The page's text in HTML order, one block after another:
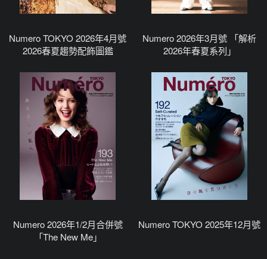
Numero TOKYO 2026年4月號
2026春夏趨勢配飾圖鑑
Numero 2026年3月號 「解析
2026年春夏系列」
Numero 2026年1/2月合併號
「The New Me」
Numero TOKYO 2025年12月號